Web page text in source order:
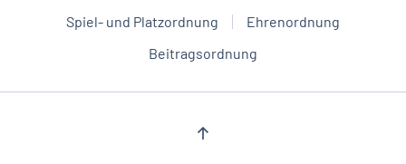
Spiel- und Platzordnung
Ehrenordnung
Beitragsordnung